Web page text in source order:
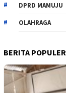
DPRD MAMUJU
OLAHRAGA
BERITA POPULER